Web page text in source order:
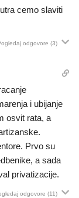
cemo slaviti
odgovore (3)
i ubijanje
osvit rata, a
Prvo su
a sada
privatizacije.
odgovore (11)